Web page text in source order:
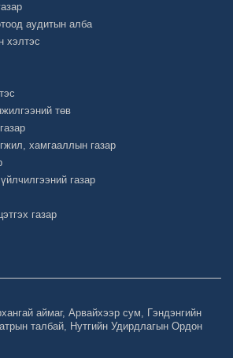
аудитын алба
хэлтэс
төв
хамгааллын газар
газар
газар
аймаг, Арвайхээр сум, Гэндэнгийн
талбай, Нутгийн Удирдлагын Ордон